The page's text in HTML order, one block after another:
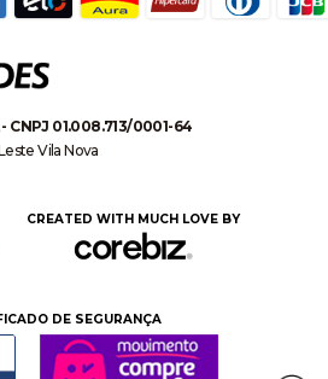
01.008.713/0001-64
Vila Nova
CREATED WITH MUCH LOVE BY
DE SEGURANÇA